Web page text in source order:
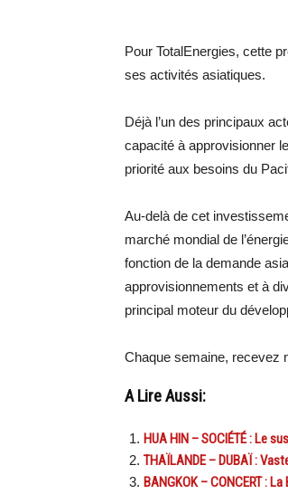
Pour TotalEnergies, cette
ses activités asiatiques.
Déjà l’un des principaux
capacité à approvisionner
priorité aux besoins du
Au-delà de cet
marché mondial de
fonction de la demande
approvisionnements et à
principal moteur du
Chaque semaine, recevez
A Lire Aussi:
HUA HIN – SOCIÉTÉ : Le
THAÏLANDE – DUBAÏ :
BANGKOK – CONCERT :